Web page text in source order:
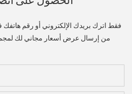
الحصول على
فقط اترك بريدك الإلكتروني أو رقم
من إرسال عرض أسعار مجاني لك